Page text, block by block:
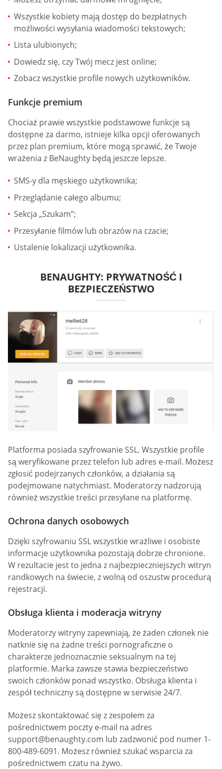
Wszystkie kobiety mają dostęp do bezpłatnych
możliwości wysyłania wiadomości tekstowych;
Lista ulubionych;
Dowiedz się, czy Twój mecz jest online;
Zobacz wszystkie profile nowych użytkowników.
Funkcje premium
Chociaż prawie wszystkie podstawowe funkcje są
dostępne za darmo, istnieje kilka opcji oferowanych
przez plan premium, które mogą sprawić, że Twoje
wrażenia z BeNaughty będą jeszcze lepsze.
SMS-y dla męskiego użytkownika;
Przeglądanie całego albumu;
Sekcja „Szukam”;
Przesyłanie filmów lub obrazów na czacie;
Ustalenie lokalizacji użytkownika.
BENAUGHTY: PRYWATNOŚĆ I
BEZPIECZEŃSTWO
Platforma posiada szyfrowanie SSL. Wszystkie profile
są weryfikowane przez telefon lub adres e-mail. Możesz
zgłosić podejrzanych członków, a działania są
podejmowane natychmiast. Moderatorzy nadzorują
również wszystkie treści przesyłane na platformę.
Ochrona danych osobowych
Dzięki szyfrowaniu SSL wszystkie wrażliwe i osobiste
informacje użytkownika pozostają dobrze chronione.
W rezultacie jest to jedna z najbezpieczniejszych witryn
randkowych na świecie, z wolną od oszustw procedurą
rejestracji.
Obsługa klienta i moderacja witryny
Moderatorzy witryny zapewniają, że żaden członek nie
natknie się na żadne treści pornograficzne o
charakterze jednoznacznie seksualnym na tej
platformie. Marka zawsze stawia bezpieczeństwo
swoich członków ponad wszystko. Obsługa klienta i
zespół techniczny są dostępne w serwisie 24/7.
Możesz skontaktować się z zespołem za
pośrednictwem poczty e-mail na adres
support@benaughty.com lub zadzwonić pod numer 1-
800-489-6091. Możesz również szukać wsparcia za
pośrednictwem czatu na żywo.